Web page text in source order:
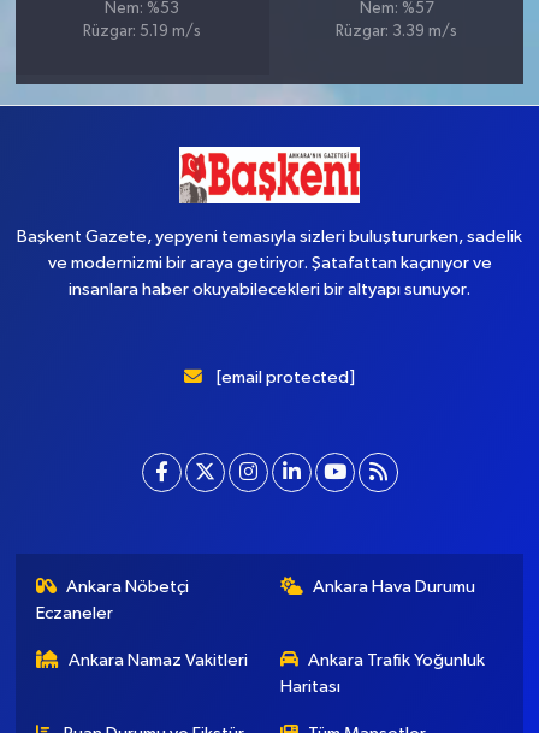
Nem: %53
Rüzgar: 5.19 m/s
Nem: %57
Rüzgar: 3.39 m/s
Başkent Gazete, yepyeni temasıyla sizleri buluştururken, sadelik
ve modernizmi bir araya getiriyor. Şatafattan kaçınıyor ve
insanlara haber okuyabilecekleri bir altyapı sunuyor.
[email protected]
Ankara Nöbetçi
Eczaneler
Ankara Hava Durumu
Ankara Namaz Vakitleri
Ankara Trafik Yoğunluk
Haritası